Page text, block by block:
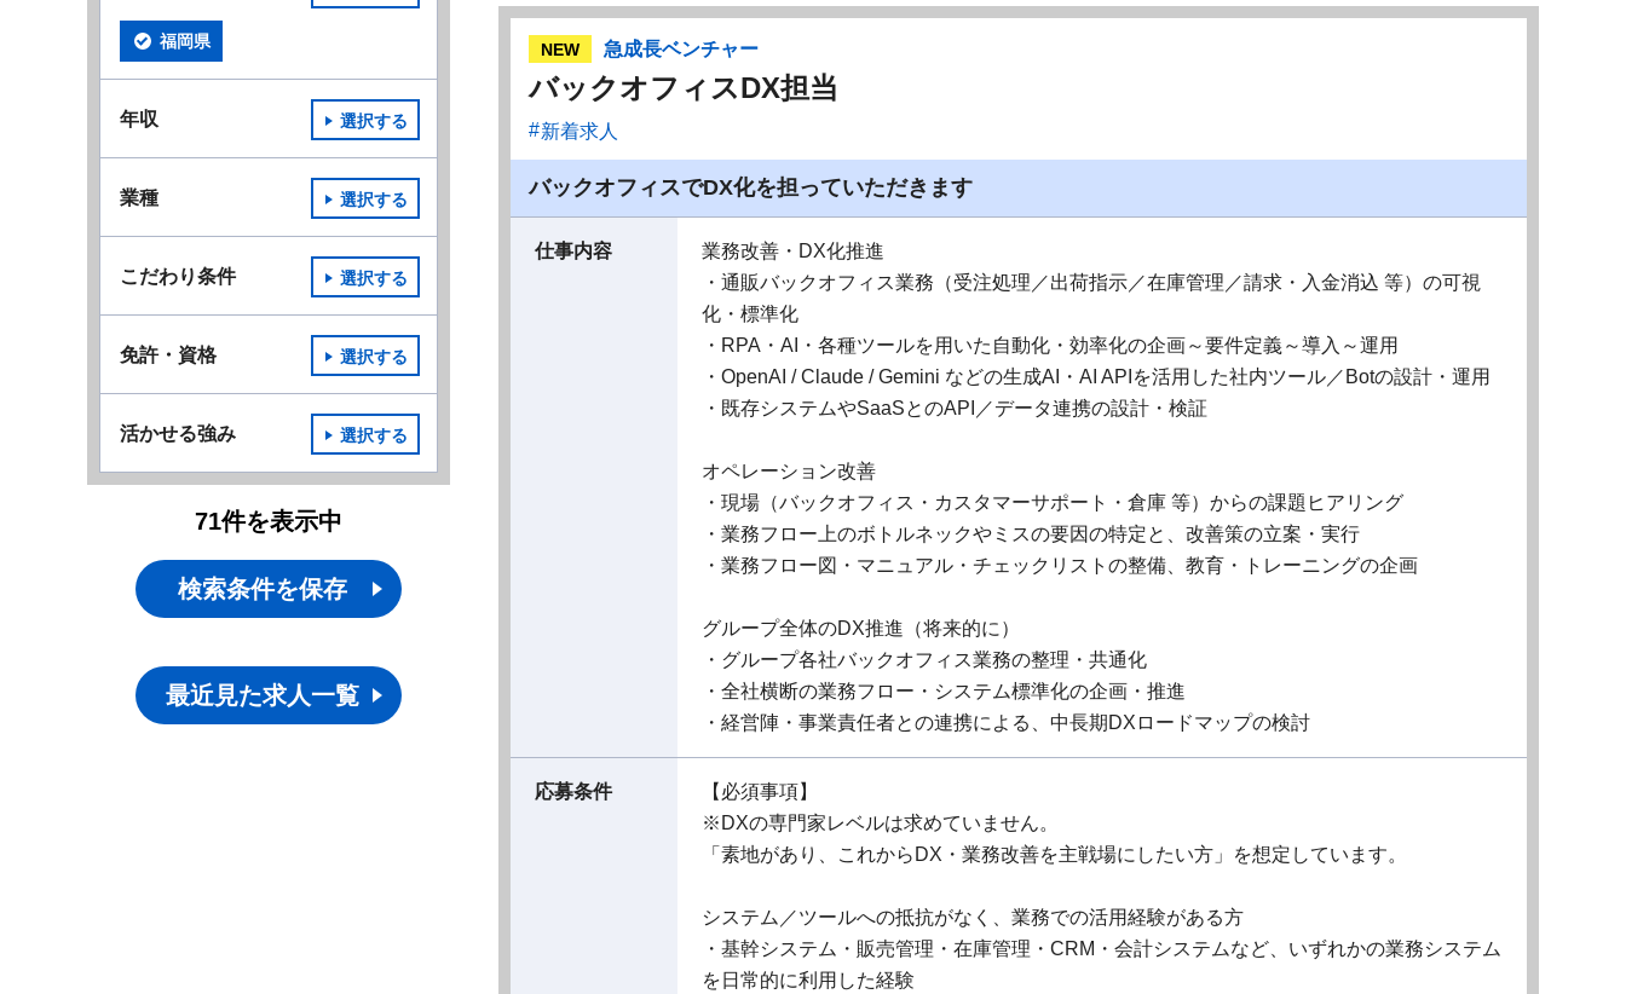
NEW 急成長ベンチャー
バックオフィスDX担当
新着求人
バックオフィスでDX化を担っていただきます
仕事内容
業務改善・DX化推進
・通販バックオフィス業務（受注処理／出荷指示／在庫管理／請求・入金消込 等）の可視
化・標準化
・RPA・AI・各種ツールを用いた自動化・効率化の企画～要件定義～導入～運用
・OpenAI / Claude / Gemini などの生成AI・AI APIを活用した社内ツール／Botの設計・運用
・既存システムやSaaSとのAPI／データ連携の設計・検証
オペレーション改善
・現場（バックオフィス・カスタマーサポート・倉庫 等）からの課題ヒアリング
・業務フロー上のボトルネックやミスの要因の特定と、改善策の立案・実行
・業務フロー図・マニュアル・チェックリストの整備、教育・トレーニングの企画
グループ全体のDX推進（将来的に）
・グループ各社バックオフィス業務の整理・共通化
・全社横断の業務フロー・システム標準化の企画・推進
・経営陣・事業責任者との連携による、中長期DXロードマップの検討
応募条件
【必須事項】
※DXの専門家レベルは求めていません。
「素地があり、これからDX・業務改善を主戦場にしたい方」を想定しています。
システム／ツールへの抵抗がなく、業務での活用経験がある方
・基幹システム・販売管理・在庫管理・CRM・会計システムなど、いずれかの業務システム
を日常的に利用した経験
福岡県
年収 選択する
業種 選択する
こだわり条件 選択する
免許・資格 選択する
活かせる強み 選択する
71件を表示中
検索条件を保存
最近見た求人一覧